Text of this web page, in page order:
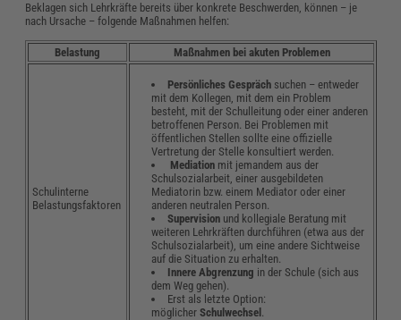
Beklagen sich Lehrkräfte bereits über konkrete Beschwerden, können – je
nach Ursache – folgende Maßnahmen helfen:
Belastung Maßnahmen bei akuten Problemen
Schulinterne
Belastungsfaktoren
Persönliches Gespräch suchen – entweder
mit dem Kollegen, mit dem ein Problem
besteht, mit der Schulleitung oder einer anderen
betroffenen Person. Bei Problemen mit
öffentlichen Stellen sollte eine offizielle
Vertretung der Stelle konsultiert werden.
Mediation mit jemandem aus der
Schulsozialarbeit, einer ausgebildeten
Mediatorin bzw. einem Mediator oder einer
anderen neutralen Person.
Supervision und kollegiale Beratung mit
weiteren Lehrkräften durchführen (etwa aus der
Schulsozialarbeit), um eine andere Sichtweise
auf die Situation zu erhalten.
Innere Abgrenzung in der Schule (sich aus
dem Weg gehen).
Erst als letzte Option:
möglicherSchulwechsel